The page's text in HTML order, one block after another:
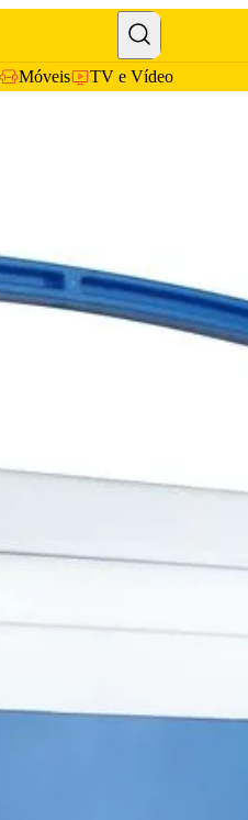
Móveis TV e Vídeo